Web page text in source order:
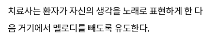
치료사는 환자가 자신의 생각을 노래로 표현하게 한 다
음 거기에서 멜로디를 빼도록 유도한다.